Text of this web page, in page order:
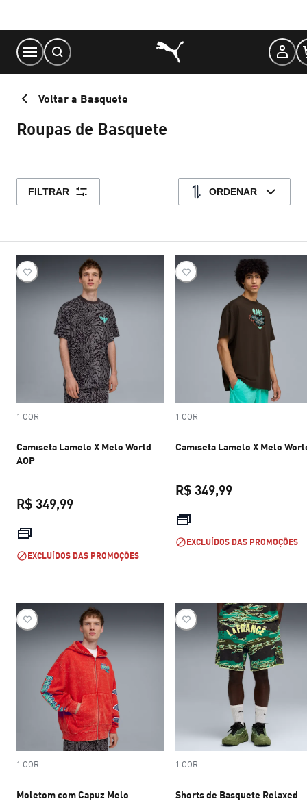
Content
Voltar a Basquete
Roupas de Basquete
FILTRAR ORDENAR
1 COR
Camiseta Lamelo X Melo World
AOP
R$ 349,99
EXCLUÍDOS DAS PROMOÇÕES
1 COR
Camiseta Lamelo X Melo
R$ 349,99
EXCLUÍDOS DAS PROMOÇÕES
1 COR
Moletom com Capuz Melo
1 COR
Shorts de Basquete Relaxed